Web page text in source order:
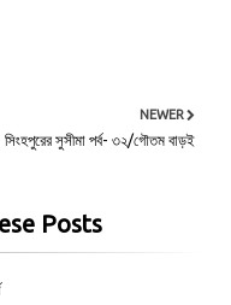
NEWER
সিংহপুরের সুসীমা পর্ব- ৩২/গৌতম বাড়ই
Posts